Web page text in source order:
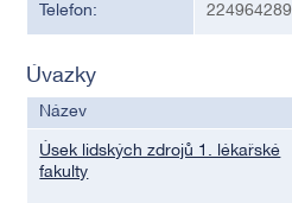
Telefon: 224964289
Úvazky
Název
Úsek lidských zdrojů 1. lékařské
fakulty